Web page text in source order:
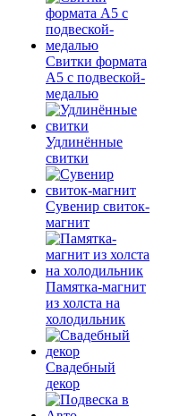
Свитки формата
А5 с подвеской-
медалью
Удлинённые
свитки
Сувенир свиток-
магнит
Памятка-магнит
из холста на
холодильник
Свадебный
декор